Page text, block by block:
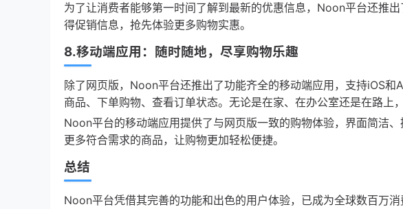
为了让消费者能够第一时间了解到最新的优惠信息，Noon平台还推
得促销信息，抢先体验更多购物实惠。
8.移动端应用：随时随地，尽享购物乐趣
除了网页版，Noon平台还推出了功能齐全的移动端应用，支持iOS
商品、下单购物、查看订单状态。无论是在家、在办公室还是在路上
Noon平台的移动端应用提供了与网页版一致的购物体验，界面简洁
更多符合需求的商品，让购物更加轻松便捷。
总结
Noon平台凭借其完善的功能和出色的用户体验，已成为全球数百万